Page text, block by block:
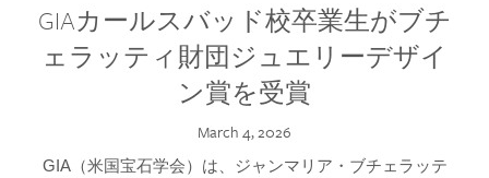
GIAカールスバッド校卒業生がブチ
ェラッティ財団ジュエリーデザイ
ン賞を受賞
March 4, 2026
GIA（米国宝石学会）は、ジャンマリア・ブチェラッテ